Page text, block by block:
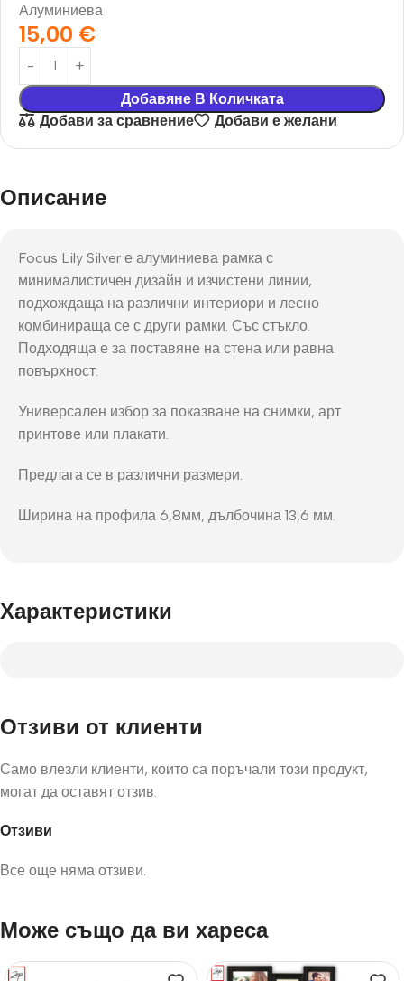
Алуминиева
15,00 €
Добавяне В Количката
Добави за сравнение
Добави е желани
Описание
Focus Lily Silver е алуминиева рамка с
минималистичен дизайн и изчистени линии,
подхождаща на различни интериори и лесно
комбинираща се с други рамки. Със стъкло.
Подходяща е за поставяне на стена или равна
повърхност.
Универсален избор за показване на снимки, арт
принтове или плакати.
Предлага се в различни размери.
Ширина на профила 6,8мм, дълбочина 13,6 мм.
Характеристики
Отзиви от клиенти
Отзиви
Все още няма отзиви.
Само влезли клиенти, които са поръчали този продукт,
могат да оставят отзив.
Може също да ви хареса